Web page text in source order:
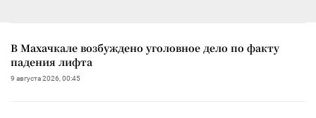
В Махачкале возбуждено уголовное дело по факту
падения лифта
9 августа 2026, 00:45